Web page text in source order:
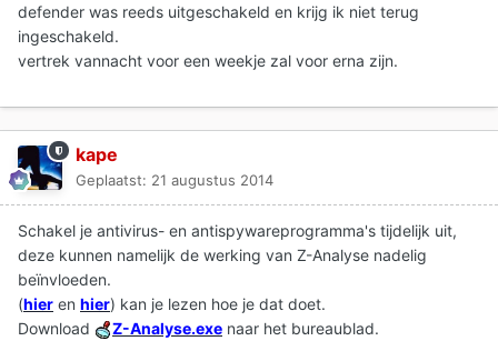
defender was reeds uitgeschakeld en krijg ik niet terug
ingeschakeld.
vertrek vannacht voor een weekje zal voor erna zijn.
kape
Geplaatst: 21 augustus 2014
Schakel je antivirus- en antispywareprogramma's tijdelijk uit,
deze kunnen namelijk de werking van Z-Analyse nadelig
beïnvloeden.
(hier en hier) kan je lezen hoe je dat doet.
Download
Z-Analyse.exe naar het bureaublad.